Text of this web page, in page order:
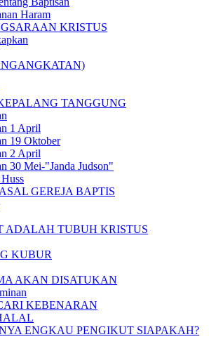
Haram
KRISTUS
TANGGUNG
1 April
19 Oktober
2 April
30 Mei-"Janda Judson"
GEREJA BAPTIS
ADALAH TUBUH KRISTUS
KUBUR
AKAN DISATUKAN
KEBENARAN
ENGKAU PENGIKUT SIAPAKAH?